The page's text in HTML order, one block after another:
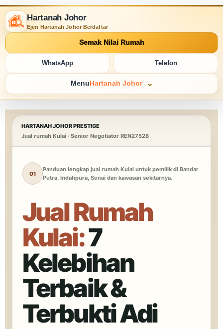
Hartanah Johor
Ejen Hartanah Johor Berdaftar
Semak Nilai Rumah
WhatsApp Telefon
Menu Hartanah Johor
HARTANAH JOHOR PRESTIGE
Jual rumah Kulai · Senior Negotiator REN27528
01
Panduan lengkap jual rumah Kulai untuk pemilik di Bandar
Putra, Indahpura, Senai dan kawasan sekitarnya.
Jual Rumah
Kulai:7
Kelebihan
Terbaik &
Terbukti Adi